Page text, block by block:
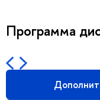
Программа